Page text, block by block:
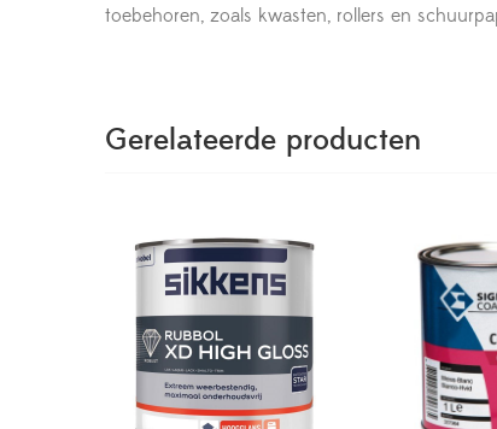
toebehoren, zoals kwasten, rollers en
Gerelateerde producten